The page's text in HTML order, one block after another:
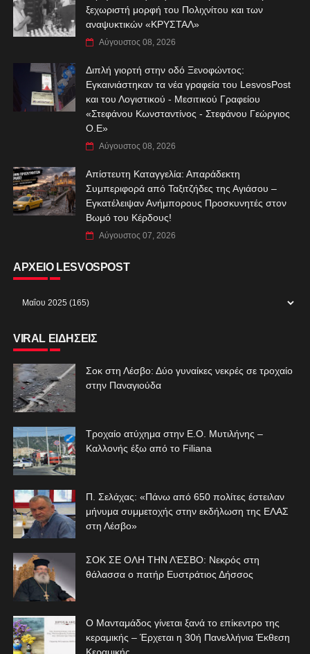
ξεχωριστή μορφή του Πολιχνίτου και των
αναψυκτικών «ΚΡΥΣΤΑΛ»
Αύγουστος 08, 2026
Διπλή γιορτή στην οδό Ξενοφώντος:
Εγκαινιάστηκαν τα νέα γραφεία του LesvosPost
και του Λογιστικού - Μεσιτικού Γραφείου
«Στεφάνου Κωνσταντίνος - Στεφάνου Γεώργιος
Ο.Ε»
Αύγουστος 08, 2026
Απίστευτη Καταγγελία: Απαράδεκτη
Συμπεριφορά από Ταξιτζήδες της Αγιάσου –
Εγκατέλειψαν Ανήμπορους Προσκυνητές στον
Βωμό του Κέρδους!
Αύγουστος 07, 2026
ΑΡΧΕΙΟ LESVOSPOST
VIRAL ΕΙΔΗΣΕΙΣ
Σοκ στη Λέσβο: Δύο γυναίκες νεκρές σε τροχαίο
στην Παναγιούδα
Τροχαίο ατύχημα στην Ε.Ο. Μυτιλήνης –
Καλλονής έξω από το Filiana
Π. Σελάχας: «Πάνω από 650 πολίτες έστειλαν
μήνυμα συμμετοχής στην εκδήλωση της ΕΛΑΣ
στη Λέσβο»
ΣΟΚ ΣΕ ΟΛΗ ΤΗΝ ΛΈΣΒΟ: Νεκρός στη
θάλασσα ο πατήρ Ευστράτιος Δήσσος
Ο Μανταμάδος γίνεται ξανά το επίκεντρο της
κεραμικής – Έρχεται η 30ή Πανελλήνια Έκθεση
Κεραμικής